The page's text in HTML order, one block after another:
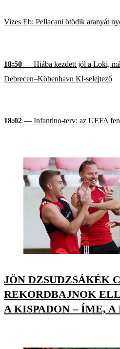
Vizes Eb: Pellacani ötödik aranyát
18:50 — Hiába kezdett jól a Loki,
Debrecen–Köbenhavn Kl-selejtező
18:02 — Infantino-terv: az UEFA
JÖN DZSUDZSÁKÉK
REKORDBAJNOK
A KISPADON – ÍME,